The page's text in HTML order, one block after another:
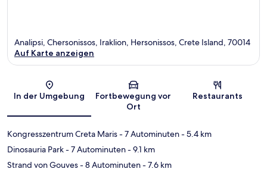
Karte
Analipsi, Chersonissos, Iraklion, Hersonissos, Crete Island, 70014
Auf Karte anzeigen
In der Umgebung
Fortbewegung vor
Ort
Restaurants
Kongresszentrum Creta Maris- 7 Autominuten- 5.4 km
Dinosauria Park- 7 Autominuten- 9.1 km
Strand von Gouves- 8 Autominuten- 7.6 km